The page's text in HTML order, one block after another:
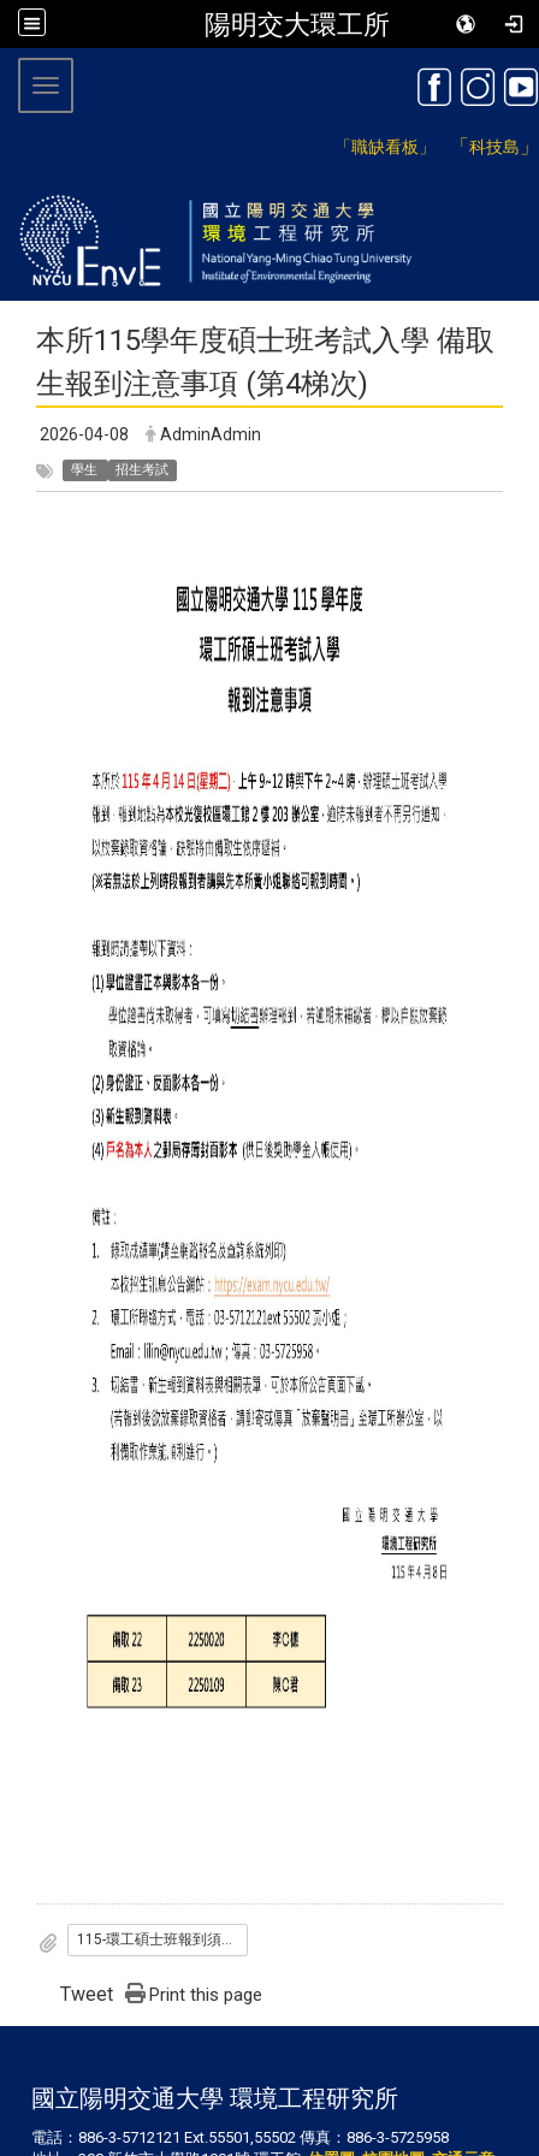
陽明交大環工所
「職缺看板」 「科技島 」
Toggle navigation
本所115學年度碩士班考試入學 備取
生報到注意事項 (第4梯次)
2026-04-08 AdminAdmin
學生 招生考試
115-環工碩士班報到須知-備取4_.pdf
Tweet Print this page
國立陽明交通大學 環境工程研究所
電話：886-3-5712121 Ext.55501,55502 傳真：886-3-5725958